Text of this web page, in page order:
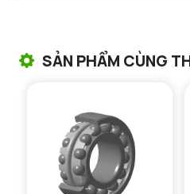
VÒNG BI KIM NTN
VÒNG BI CHẶN TRỤC NTN
VÒNG BI LĂN TRỤ ĐẨY NTN
SẢN PHẨM CÙNG